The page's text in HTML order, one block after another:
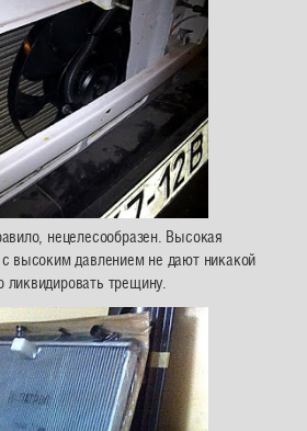
нецелесообразен. Высокая
с высоким давлением не дают никакой
ликвидировать трещину.